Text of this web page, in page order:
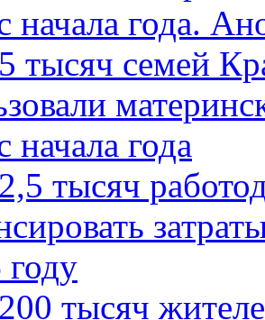
начала года.
тысяч семей
начала года
тысяч
тысяч